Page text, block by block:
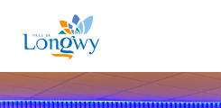
Panneau de gestion des cookies